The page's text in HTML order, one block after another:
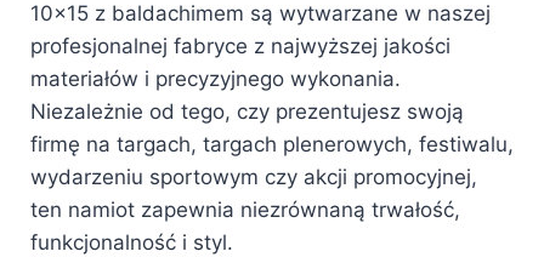
10×15 z baldachimem są wytwarzane w naszej
profesjonalnej fabryce z najwyższej jakości
materiałów i precyzyjnego wykonania.
Niezależnie od tego, czy prezentujesz swoją
firmę na targach, targach plenerowych, festiwalu,
wydarzeniu sportowym czy akcji promocyjnej,
ten namiot zapewnia niezrównaną trwałość,
funkcjonalność i styl.